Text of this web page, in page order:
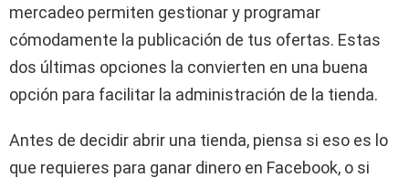
mercadeo permiten gestionar y programar
cómodamente la publicación de tus ofertas. Estas
dos últimas opciones la convierten en una buena
opción para facilitar la administración de la tienda.
Antes de decidir abrir una tienda, piensa si eso es lo
que requieres para ganar dinero en Facebook, o si